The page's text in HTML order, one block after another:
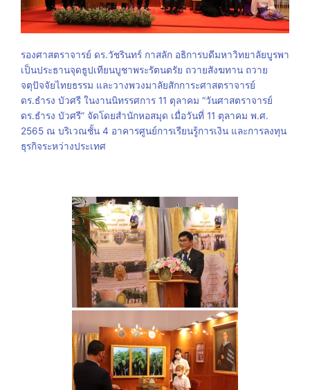
รองศาสตราจารย์ ดร.วัชรินทร์ กาสลัก อธิการบดีมหาวิทยาลัยบูรพา
เป็นประธานจุดธูปเทียนบูชาพระรัตนตรัย ถวายสังฆทาน ถวาย
จตุปัจจัยไทยธรรม และวางพวงมาลัยสักการะศาสตราจารย์
ดร.ธำรง บัวศรี ในงานนิทรรศการ 11 ตุลาคม “วันศาสตราจารย์
ดร.ธำรง บัวศรี” จัดโดยสำนักหอสมุด เมื่อวันที่ 11 ตุลาคม พ.ศ.
2565 ณ บริเวณชั้น 4 อาคารศูนย์การเรียนรู้การเงิน และการลงทุน
ธุรกิจระหว่างประเทศ